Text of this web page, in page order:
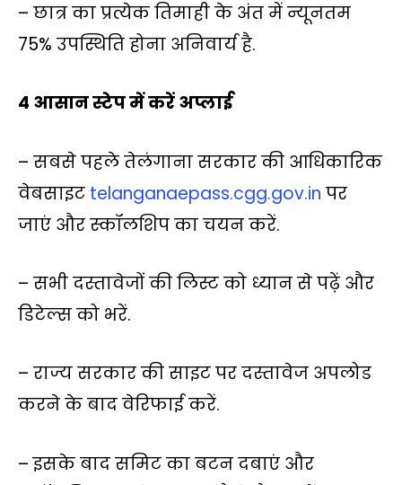
– छात्र का प्रत्येक तिमाही के अंत में न्यूनतम
75% उपस्थिति होना अनिवार्य है.
4 आसान स्टेप में करें अप्लाई
– सबसे पहले तेलंगाना सरकार की आधिकारिक
वेबसाइट telanganaepass.cgg.gov.in पर
जाएं और स्कॉलशिप का चयन करें.
– सभी दस्तावेजों की लिस्ट को ध्यान से पढ़ें और
डिटेल्स को भरें.
– राज्य सरकार की साइट पर दस्तावेज अपलोड
करने के बाद वेरिफाई करें.
– इसके बाद समिट का बटन दबाएं और